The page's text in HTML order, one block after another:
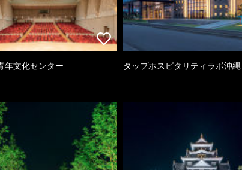
年文化センター タップホスピタリティラボ沖縄